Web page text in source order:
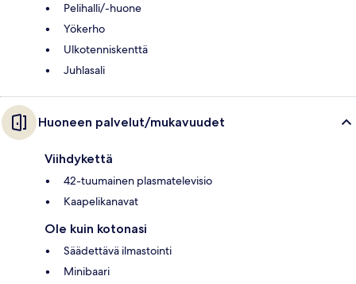
Pelihalli/-huone
Yökerho
Ulkotenniskenttä
Juhlasali
Huoneen palvelut/mukavuudet
Viihdykettä
42-tuumainen plasmatelevisio
Kaapelikanavat
Ole kuin kotonasi
Säädettävä ilmastointi
Minibaari